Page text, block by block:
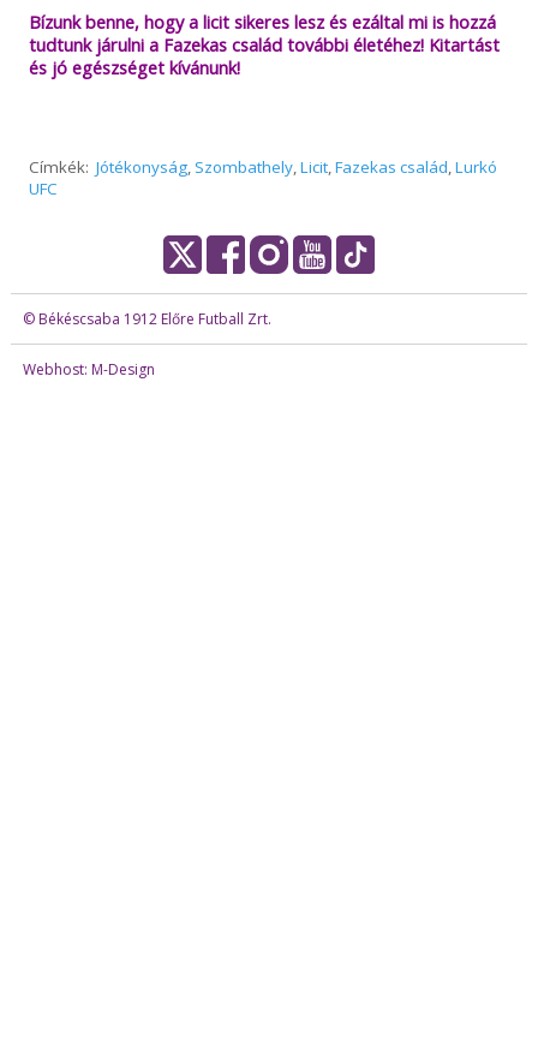
Bízunk benne, hogy a licit sikeres lesz és ezáltal mi is hozzá
tudtunk járulni a Fazekas család további életéhez! Kitartást
és jó egészséget kívánunk!
Címkék: Jótékonyság, Szombathely,Licit,Fazekas család,Lurkó
UFC
© Békéscsaba 1912 Előre Futball Zrt.
Webhost: M-Design